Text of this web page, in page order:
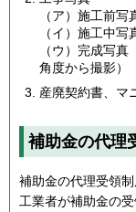
（ア）施工前写
（イ）施工中写
（ウ）完成写
角度から撮影）
産廃契約書、マ
補助金の代理
補助金の代理受領
工業者が補助金の